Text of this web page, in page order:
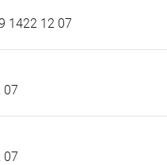
1422 12 07
07
07